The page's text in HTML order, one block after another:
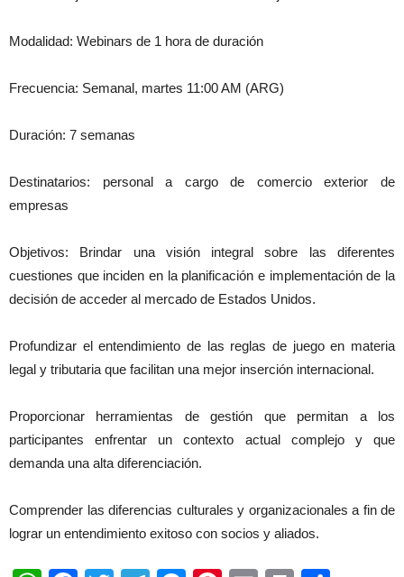
Modalidad: Webinars de 1 hora de duración
Frecuencia: Semanal, martes 11:00 AM (ARG)
Duración: 7 semanas
Destinatarios: personal a cargo de comercio exterior de
empresas
Objetivos: Brindar una visión integral sobre las diferentes
cuestiones que inciden en la planificación e implementación de la
decisión de acceder al mercado de Estados Unidos.
Profundizar el entendimiento de las reglas de juego en materia
legal y tributaria que facilitan una mejor inserción internacional.
Proporcionar herramientas de gestión que permitan a los
participantes enfrentar un contexto actual complejo y que
demanda una alta diferenciación.
Comprender las diferencias culturales y organizacionales a fin de
lograr un entendimiento exitoso con socios y aliados.